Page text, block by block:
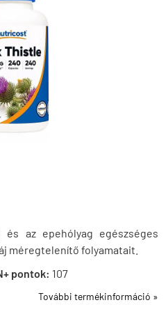
az epehólyag egészséges
méregtelenítő folyamatait.
pontok: 107
További termékinformáció »